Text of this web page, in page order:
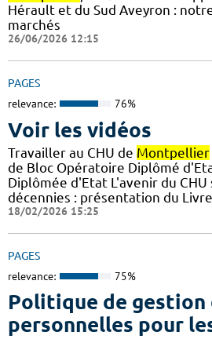
Hérault et du Sud Aveyron :
marchés
26/06/2026 12:15
PAGES
relevance: 76%
Voir les vidéos
Travailler au CHU de Montpellier
de Bloc Opératoire Diplômé
Diplômée d'Etat L'avenir du
décennies : présentation du
18/02/2026 15:25
PAGES
relevance: 75%
Politique de gestion
personnelles pour